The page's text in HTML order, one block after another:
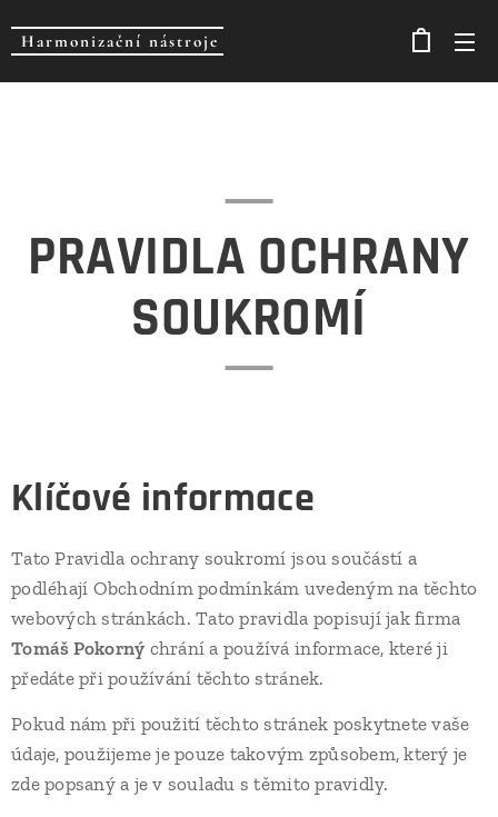
Harmonizační nástroje
PRAVIDLA OCHRANY
SOUKROMÍ
Klíčové informace
Tato Pravidla ochrany soukromí jsou součástí a
podléhají Obchodním podmínkám uvedeným na těchto
webových stránkách. Tato pravidla popisují jak firma
Tomáš Pokorný chrání a používá informace, které ji
předáte při používání těchto stránek.
Pokud nám při použití těchto stránek poskytnete vaše
údaje, použijeme je pouze takovým způsobem, který je
zde popsaný a je v souladu s těmito pravidly.